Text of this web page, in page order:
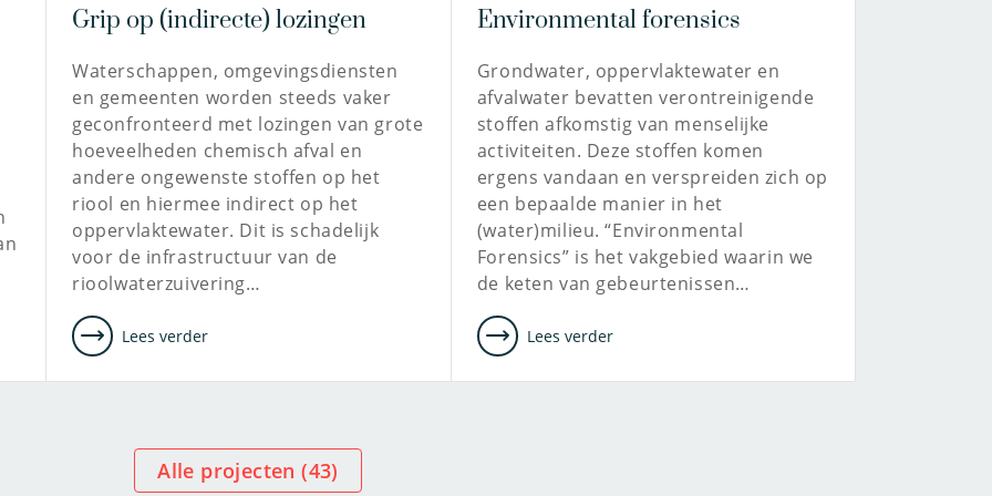
Grip op (indirecte) lozingen
Waterschappen, omgevingsdiensten
en gemeenten worden steeds vaker
geconfronteerd met lozingen van grote
hoeveelheden chemisch afval en
andere ongewenste stoffen op het
riool en hiermee indirect op het
oppervlaktewater. Dit is schadelijk
voor de infrastructuur van de
rioolwaterzuivering…
Lees verder
Environmental forensics
Grondwater, oppervlaktewater en
afvalwater bevatten verontreinigende
stoffen afkomstig van menselijke
activiteiten. Deze stoffen komen
ergens vandaan en verspreiden zich op
een bepaalde manier in het
(water)milieu. “Environmental
Forensics” is het vakgebied waarin we
de keten van gebeurtenissen…
Lees verder
Alle projecten (43)